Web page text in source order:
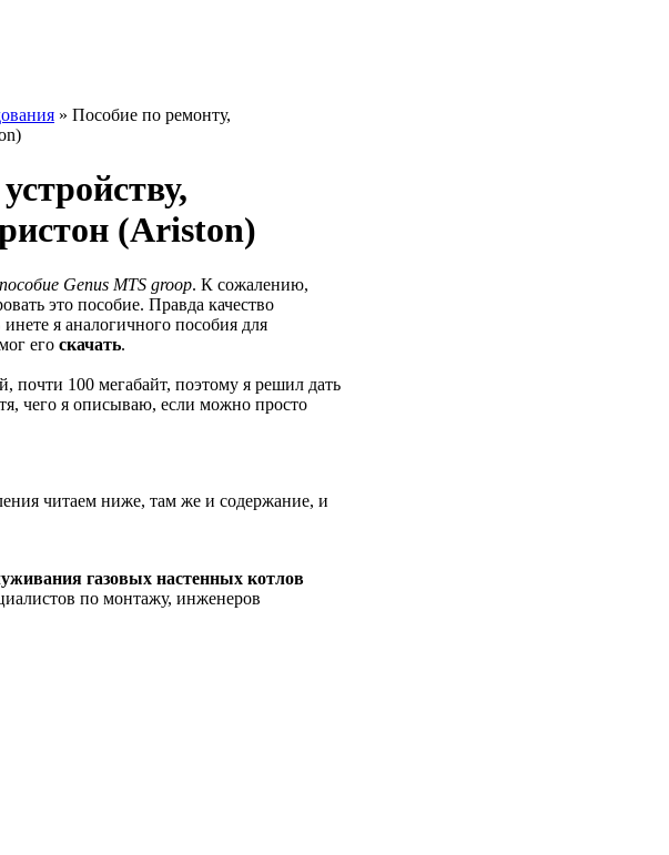
» Пособие по ремонту,
(Ariston)
Genus MTS groop. К сожалению,
это пособие. Правда качество
я аналогичного пособия для
его скачать.
почти 100 мегабайт, поэтому я решил дать
чего я описываю, если можно просто
читаем ниже, там же и содержание, и
газовых настенных котлов
по монтажу, инженеров